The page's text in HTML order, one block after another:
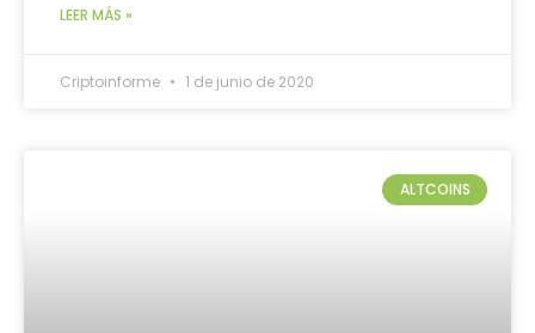
LEER MÁS »
Criptoinforme 1 de junio de 2020
ALTCOINS